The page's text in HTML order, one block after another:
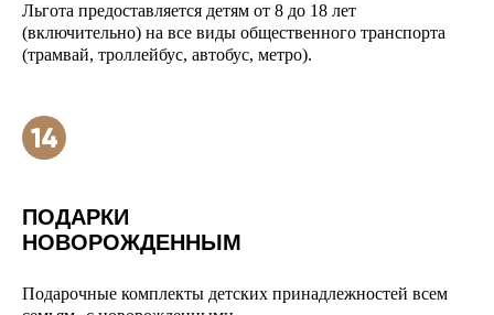
Льгота предоставляется детям от 8 до 18 лет
(включительно) на все виды общественного транспорта
(трамвай, троллейбус, автобус, метро).
ПОДАРКИ
НОВОРОЖДЕННЫМ
Подарочные комплекты детских принадлежностей всем